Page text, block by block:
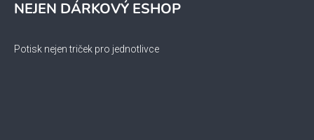
NEJEN DÁRKOVÝ ESHOP
Potisk nejen triček pro jednotlivce